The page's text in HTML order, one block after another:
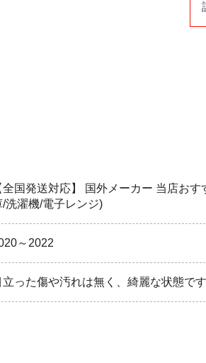
全国発送対応】 国外メーカー 当店お
/洗濯機/電子レンジ)
～2022
立った傷や汚れは無く、綺麗な状態です